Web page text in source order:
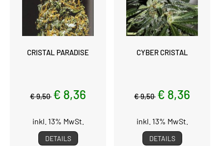
CRISTAL PARADISE
€ 9,50 € 8,36
inkl. 13% MwSt.
DETAILS
CYBER CRISTAL
€ 9,50 € 8,36
inkl. 13% MwSt.
DETAILS